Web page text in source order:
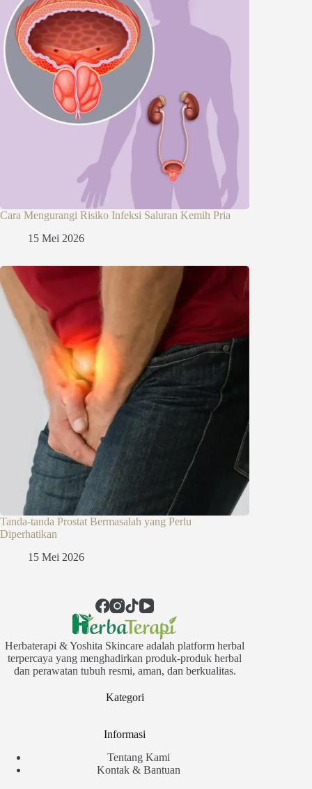
Cara Mengurangi Risiko Infeksi Saluran Kemih Pria
15 Mei 2026
Tanda-tanda Prostat Bermasalah yang Perlu
Diperhatikan
15 Mei 2026
Herbaterapi & Yoshita Skincare adalah platform herbal
terpercaya yang menghadirkan produk-produk herbal
dan perawatan tubuh resmi, aman, dan berkualitas.
Kategori
Informasi
Tentang Kami
Kontak & Bantuan